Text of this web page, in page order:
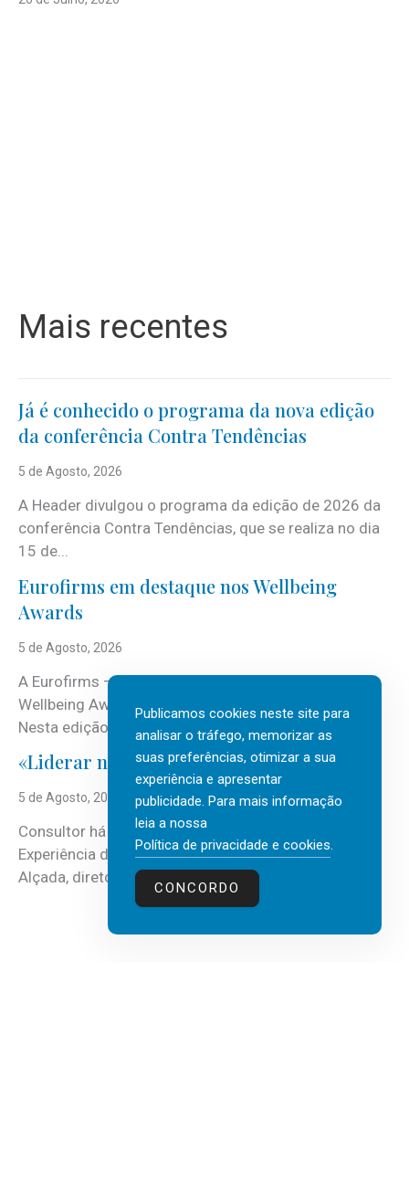
Mais recentes
Já é conhecido o programa da nova edição
da conferência Contra Tendências
5 de Agosto, 2026
A Header divulgou o programa da edição de 2026 da
conferência Contra Tendências, que se realiza no dia
15 de...
Eurofirms em destaque nos Wellbeing
Awards
5 de Agosto, 2026
A Eurofirms – People first está de regresso aos
Wellbeing Awards, integrando o Top Wellbeing 2026.
Nesta edição, a multinacional...
«Liderar não é um talento místico.»
5 de Agosto, 2026
Consultor há mais de três décadas nas áreas de
Experiência do Cliente, Vendas e Liderança, Manuel
Alçada, diretor executivo da...
Publicamos cookies neste site para
analisar o tráfego, memorizar as
suas preferências, otimizar a sua
experiência e apresentar
publicidade. Para mais informação
leia a nossa
Política de privacidade e cookies.
CONCORDO